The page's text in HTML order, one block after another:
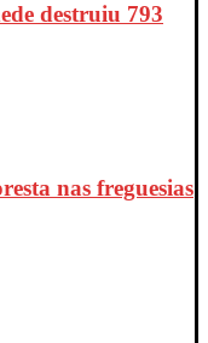
destruiu 793
nas freguesias